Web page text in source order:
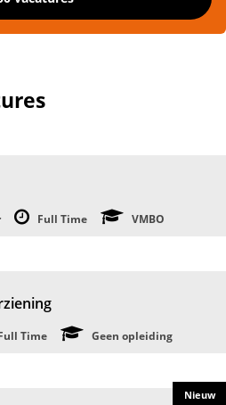
Full Time VMBO
Time Geen opleiding
Nieuw